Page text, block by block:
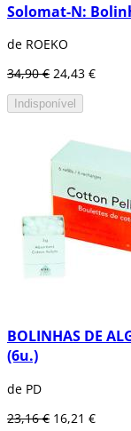
Solomat-N:
de ROEKO
34,90 € 24,43 €
Indisponível
BOLINHAS DE
(6u.)
de PD
23,16 € 16,21 €